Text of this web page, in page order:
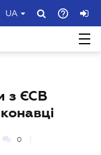
UA
з ЄСВ
0